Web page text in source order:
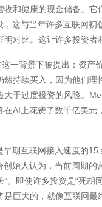
收和健康的现金储备。它
这与当年许多互联网初
对比。这让许多投资者
这一背景下被提出：资产
然持续买入，因为他们理
大于过度投资的风险。
在AI上花费了数千亿美元
早期互联网接入速度的
始人认为，当前周期的
。即使许多投资是“死胡
是巨大的，就像互联网最